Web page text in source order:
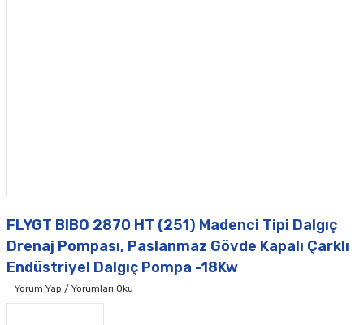
FLYGT BIBO 2870 HT (251) Madenci Tipi Dalgıç
Drenaj Pompası, Paslanmaz Gövde Kapalı Çarklı
Endüstriyel Dalgıç Pompa -18Kw
Yorum Yap / Yorumları Oku